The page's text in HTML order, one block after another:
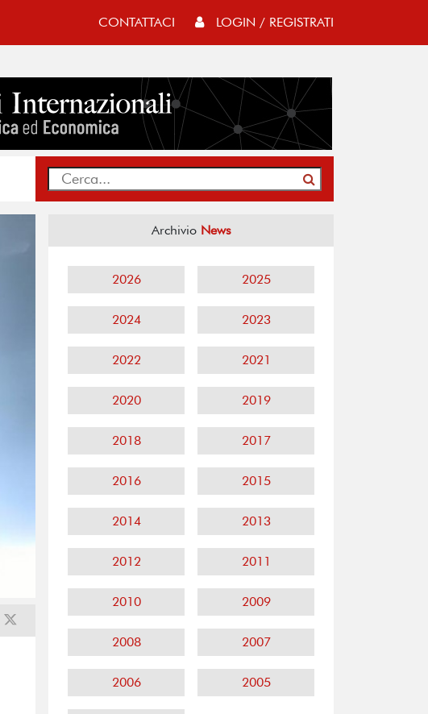
CONTATTACI LOGIN / REGISTRATI
Archivio News
2026 2025
2024 2023
2022 2021
2020 2019
2018 2017
2016 2015
2014 2013
2012 2011
2010 2009
2008 2007
2006 2005